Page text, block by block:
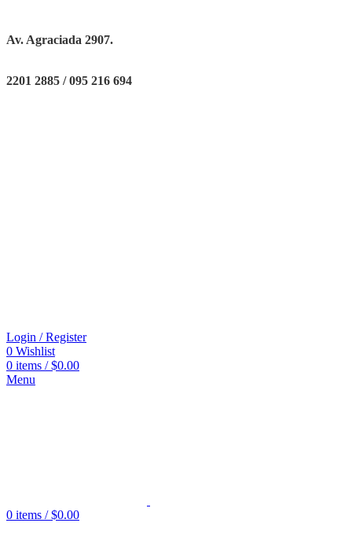
Av. Agraciada 2907.
2201 2885 / 095 216 694
Login / Register
0 Wishlist
0 items / $0.00
Menu
0 items / $0.00